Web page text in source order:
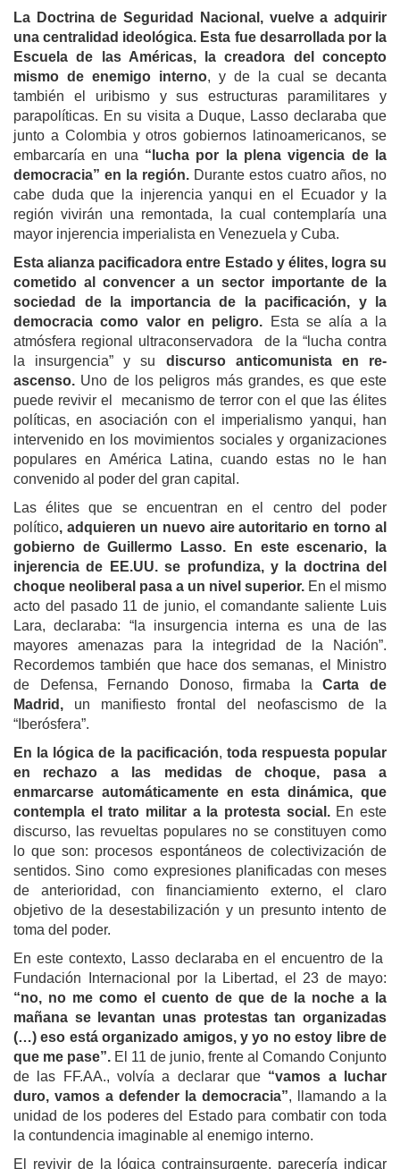
La Doctrina de Seguridad Nacional, vuelve a adquirir
una centralidad ideológica. Esta fue desarrollada por la
Escuela de las Américas, la creadora del concepto
mismo de enemigo interno, y de la cual se decanta
también el uribismo y sus estructuras paramilitares y
parapolíticas. En su visita a Duque, Lasso declaraba que
junto a Colombia y otros gobiernos latinoamericanos, se
embarcaría en una “lucha por la plena vigencia de la
democracia” en la región. Durante estos cuatro años, no
cabe duda que la injerencia yanqui en el Ecuador y la
región vivirán una remontada, la cual contemplaría una
mayor injerencia imperialista en Venezuela y Cuba.
Esta alianza pacificadora entre Estado y élites, logra su
cometido al convencer a un sector importante de la
sociedad de la importancia de la pacificación, y la
democracia como valor en peligro. Esta se alía a la
atmósfera regional ultraconservadora de la “lucha contra
la insurgencia” y su discurso anticomunista en re-
ascenso. Uno de los peligros más grandes, es que este
puede revivir el mecanismo de terror con el que las élites
políticas, en asociación con el imperialismo yanqui, han
intervenido en los movimientos sociales y organizaciones
populares en América Latina, cuando estas no le han
convenido al poder del gran capital.
Las élites que se encuentran en el centro del poder
político, adquieren un nuevo aire autoritario en torno al
gobierno de Guillermo Lasso. En este escenario, la
injerencia de EE.UU. se profundiza, y la doctrina del
choque neoliberal pasa a un nivel superior. En el mismo
acto del pasado 11 de junio, el comandante saliente Luis
Lara, declaraba: “la insurgencia interna es una de las
mayores amenazas para la integridad de la Nación”.
Recordemos también que hace dos semanas, el Ministro
de Defensa, Fernando Donoso, firmaba laCarta de
Madrid, un manifiesto frontal del neofascismo de la
“Iberósfera”.
En la lógica de la pacificación, toda respuesta popular
en rechazo a las medidas de choque, pasa a
enmarcarse automáticamente en esta dinámica, que
contempla el trato militar a la protesta social.En este
discurso, las revueltas populares no se constituyen como
lo que son: procesos espontáneos de colectivización de
sentidos. Sino como expresiones planificadas con meses
de anterioridad, con financiamiento externo, el claro
objetivo de la desestabilización y un presunto intento de
toma del poder.
En este contexto, Lasso declaraba en el encuentro de la
Fundación Internacional por la Libertad, el 23 de mayo:
“no, no me como el cuento de que de la noche a la
mañana se levantan unas protestas tan organizadas
(…) eso está organizado amigos, y yo no estoy libre de
que me pase”. El 11 de junio, frente al Comando Conjunto
de las FF.AA., volvía a declarar que “vamos a luchar
duro, vamos a defender la democracia”, llamando a la
unidad de los poderes del Estado para combatir con toda
la contundencia imaginable al enemigo interno.
El revivir de la lógica contrainsurgente, parecería indicar